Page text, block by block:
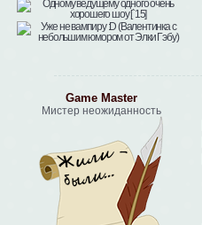
Game Master
Мистер неожиданность